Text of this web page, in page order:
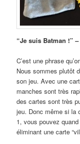
“Je suis Batman !”
C’est une phrase
Nous sommes plutôt
son jeu. Avec une
manches sont très
des cartes sont très
jeu. Donc même si la
1, vous pouvez
éliminant une carte